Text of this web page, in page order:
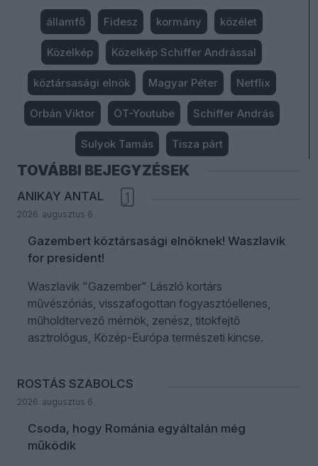
államfő Fidesz kormány közélet
Közelkép Közelkép Schiffer Andrással
köztársasági elnök Magyar Péter Netflix
Orbán Viktor ÖT-Youtube Schiffer András
Sulyok Tamás Tisza párt
TOVÁBBI BEJEGYZÉSEK
ANIKAY ANTAL
2026. augusztus 6.
1
Gazembert köztársasági elnöknek! Waszlavik
for president!
Waszlavik "Gazember" László kortárs
művészóriás, visszafogottan fogyasztóellenes,
műholdtervező mérnök, zenész, titokfejtő
asztrológus, Közép-Európa természeti kincse.
ROSTÁS SZABOLCS
2026. augusztus 6.
Csoda, hogy Románia egyáltalán még
működik